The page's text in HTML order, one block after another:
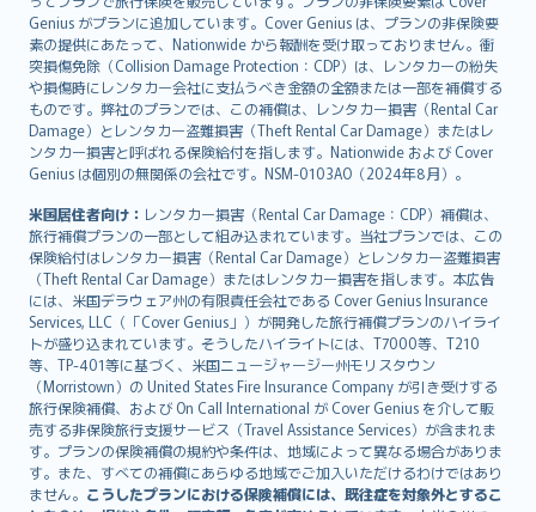
Genius がプランに追加しています。Cover Genius は、プランの非保険要
素の提供にあたって、Nationwide から報酬を受け取っておりません。衝
突損傷免除（Collision Damage Protection：CDP）は、レンタカーの紛失
や損傷時にレンタカー会社に支払うべき金額の全額または一部を補償する
ものです。弊社のプランでは、この補償は、レンタカー損害（Rental Car
Damage）とレンタカー盗難損害（Theft Rental Car Damage）またはレ
ンタカー損害と呼ばれる保険給付を指します。Nationwide および Cover
Genius は個別の無関係の会社です。NSM-0103AO（2024年8月）。
米国居住者向け： レンタカー損害（Rental Car Damage：CDP）補償は、
旅行補償プランの一部として組み込まれています。当社プランでは、この
保険給付はレンタカー損害（Rental Car Damage）とレンタカー盗難損害
（Theft Rental Car Damage）またはレンタカー損害を指します。本広告
には、米国デラウェア州の有限責任会社である Cover Genius Insurance
Services, LLC（「Cover Genius」）が開発した旅行補償プランのハイライ
トが盛り込まれています。そうしたハイライトには、T7000等、T210
等、TP-401等に基づく、米国ニュージャージー州モリスタウン
（Morristown）の United States Fire Insurance Company が引き受けする
旅行保険補償、および On Call International が Cover Genius を介して販
売する非保険旅行支援サービス（Travel Assistance Services）が含まれま
す。プランの保険補償の規約や条件は、地域によって異なる場合がありま
す。また、すべての補償にあらゆる地域でご加入いただけるわけではあり
ません。 こうしたプランにおける保険補償には、既往症を対象外とするこ